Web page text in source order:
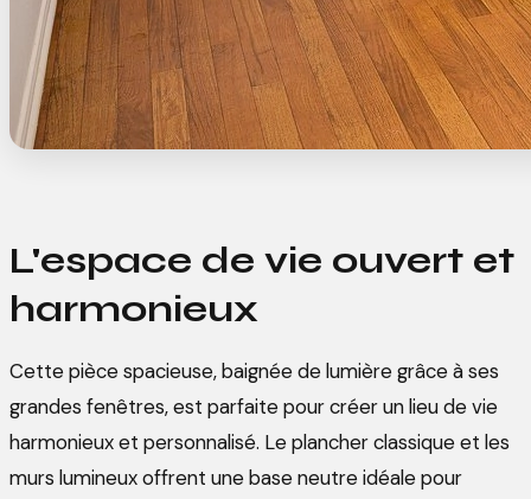
L'espace de vie ouvert et
harmonieux
Cette pièce spacieuse, baignée de lumière grâce à ses
grandes fenêtres, est parfaite pour créer un lieu de vie
harmonieux et personnalisé. Le plancher classique et les
murs lumineux offrent une base neutre idéale pour